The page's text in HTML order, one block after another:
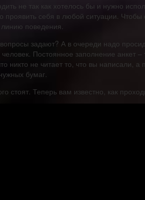
не так как хотелось бы и нужно
проявить себя в любой ситуации.
поведения.
задают? А в очереди надо
Постоянное заполнение анкет
никто не читает то, что вы написали, а
бумаг.
стоят. Теперь вам известно, как